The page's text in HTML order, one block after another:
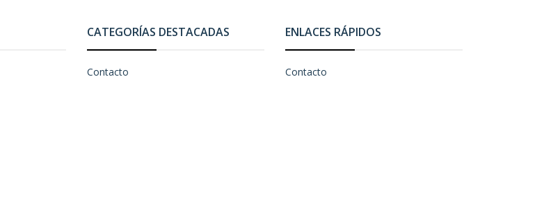
CATEGORÍAS DESTACADAS
Contacto
ENLACES RÁPIDOS
Contacto